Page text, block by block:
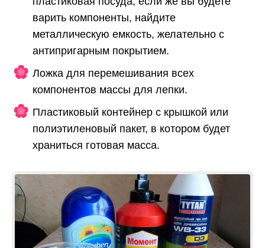
варить компоненты, найдите
металлическую емкость, желательно с
антипригарным покрытием.
Ложка для перемешивания всех
компонентов массы для лепки.
Пластиковый контейнер с крышкой или
полиэтиленовый пакет, в котором будет
храниться готовая масса.